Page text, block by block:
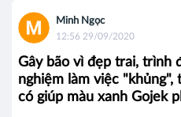
Minh Ngọc
12:56 29/09/2020
Gây bão vì đẹp trai, trình
nghiệm làm việc "khủng",
có giúp màu xanh Gojek